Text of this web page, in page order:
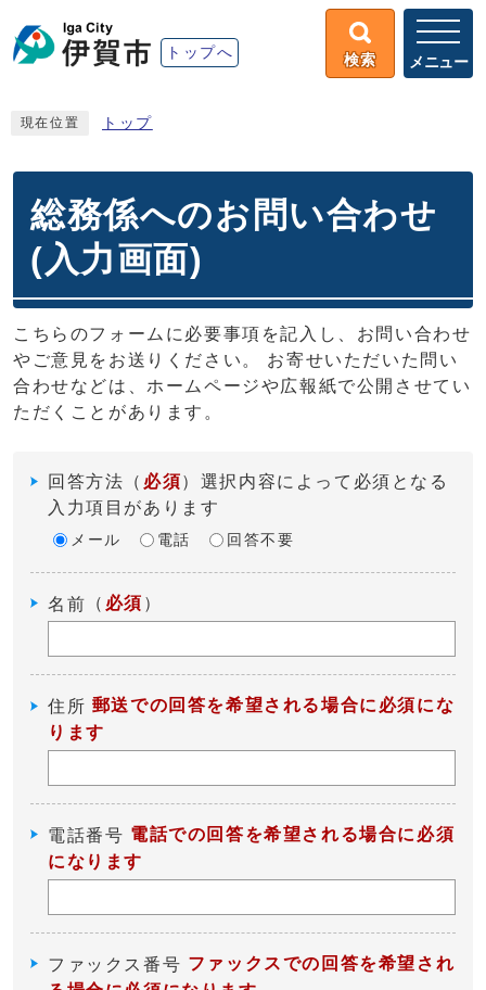
トップへ 検索 メニュー
現在位置 トップ
総務係へのお問い合わせ
(入力画面)
こちらのフォームに必要事項を記入し、お問い合わせ
やご意見をお送りください。 お寄せいただいた問い
合わせなどは、ホームページや広報紙で公開させてい
ただくことがあります。
回答方法 （ 必須）選択内容によって必須となる
入力項目があります
メール 電話 回答不要
名前 （ 必須 ）
住所 郵送での回答を希望される場合に必須にな
ります
電話番号 電話での回答を希望される場合に必須
になります
ファックス番号 ファックスでの回答を希望され